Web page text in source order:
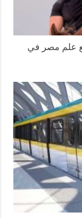
علم مصر في